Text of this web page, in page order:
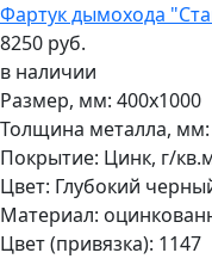
Фартук дымохода
8250 руб.
в наличии
Размер, мм: 400х1000
Толщина металла, мм:
Покрытие: Цинк, г/
Цвет: Глубокий
Материал:
Цвет (привязка): 1147